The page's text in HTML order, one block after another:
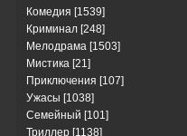
Комедия [1539]
Криминал [248]
Мелодрама [1503]
Мистика [21]
Приключения [107]
Ужасы [1038]
Семейный [101]
Триллер [1138]